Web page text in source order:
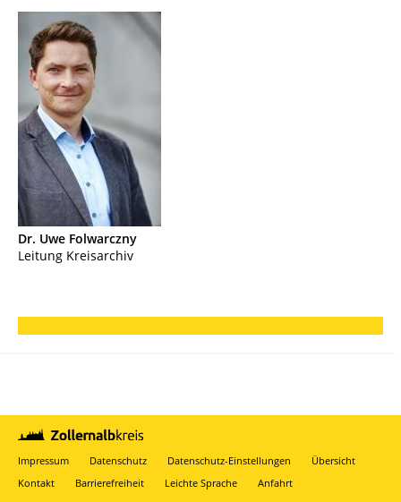
Dr. Uwe Folwarczny
Leitung Kreisarchiv
Impressum Datenschutz Datenschutz-Einstellungen
Übersicht
Kontakt
Barrierefreiheit Leichte Sprache Anfahrt